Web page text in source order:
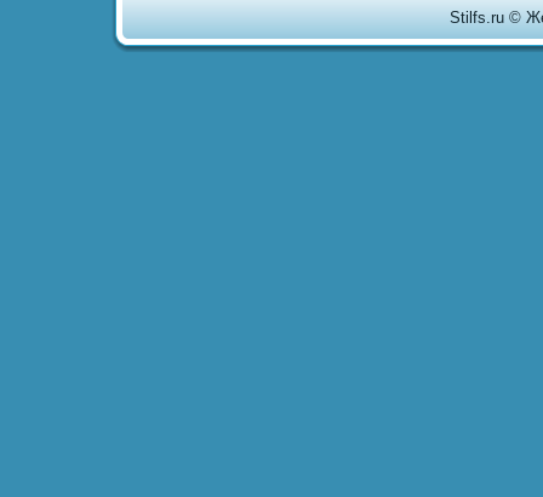
Stilfs.ru ©